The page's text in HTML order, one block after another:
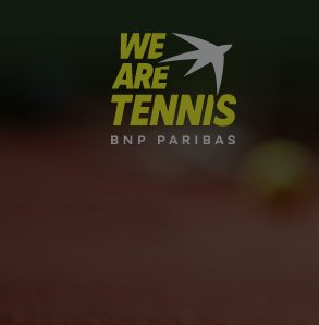
We
are
Tennis
by
BNP